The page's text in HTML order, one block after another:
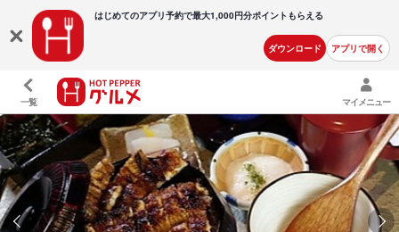
はじめてのアプリ予約で最大1,000円分ポイントもらえる
ダウンロード アプリで開く
一覧 マイメニュー